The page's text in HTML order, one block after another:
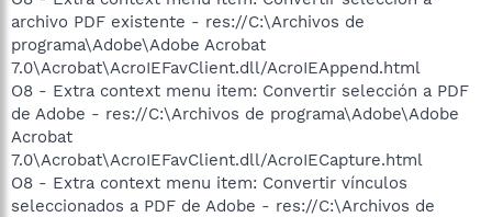
archivo PDF existente - res://C:\Archivos de
programa\Adobe\Adobe Acrobat
7.0\Acrobat\AcroIEFavClient.dll/AcroIEAppend.html
O8 - Extra context menu item: Convertir selección a PDF
de Adobe - res://C:\Archivos de programa\Adobe\Adobe
Acrobat
7.0\Acrobat\AcroIEFavClient.dll/AcroIECapture.html
O8 - Extra context menu item: Convertir vínculos
seleccionados a PDF de Adobe - res://C:\Archivos de